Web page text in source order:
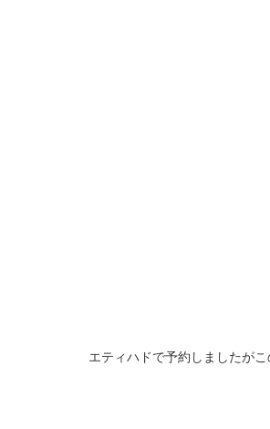
エティハドで予約しましたが